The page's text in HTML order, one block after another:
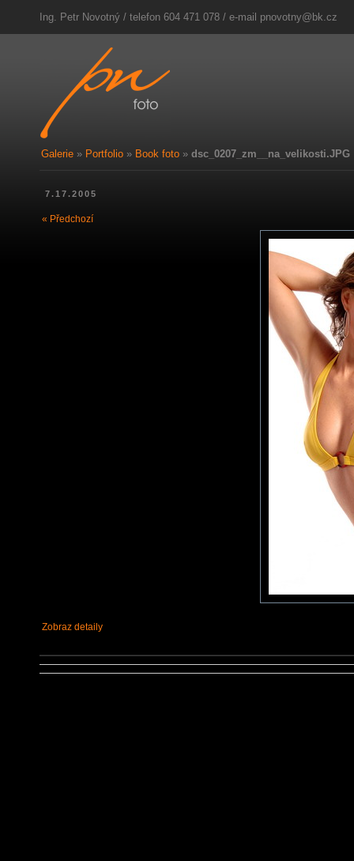
Ing. Petr Novotný / telefon 604 471 078 / e-mail pnovotny@bk.cz
Galerie » Portfolio » Book foto » dsc_0207_zm__na_velikosti.JPG
7.17.2005
« Předchozí
Zobraz detaily